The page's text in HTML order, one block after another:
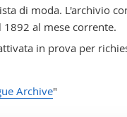
di moda. L'archivio
al mese corrente.
in prova per
Archive"